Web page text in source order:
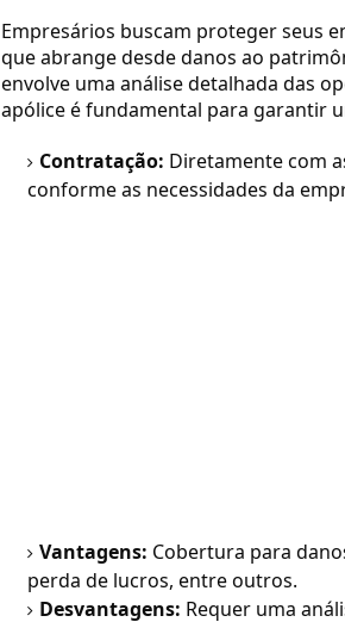
Empresários buscam proteger seus
que abrange desde danos ao
envolve uma análise detalhada das
apólice é fundamental para garantir
Contratação: Diretamente com
conforme as necessidades da
Vantagens: Cobertura para
perda de lucros, entre outros.
Desvantagens: Requer uma